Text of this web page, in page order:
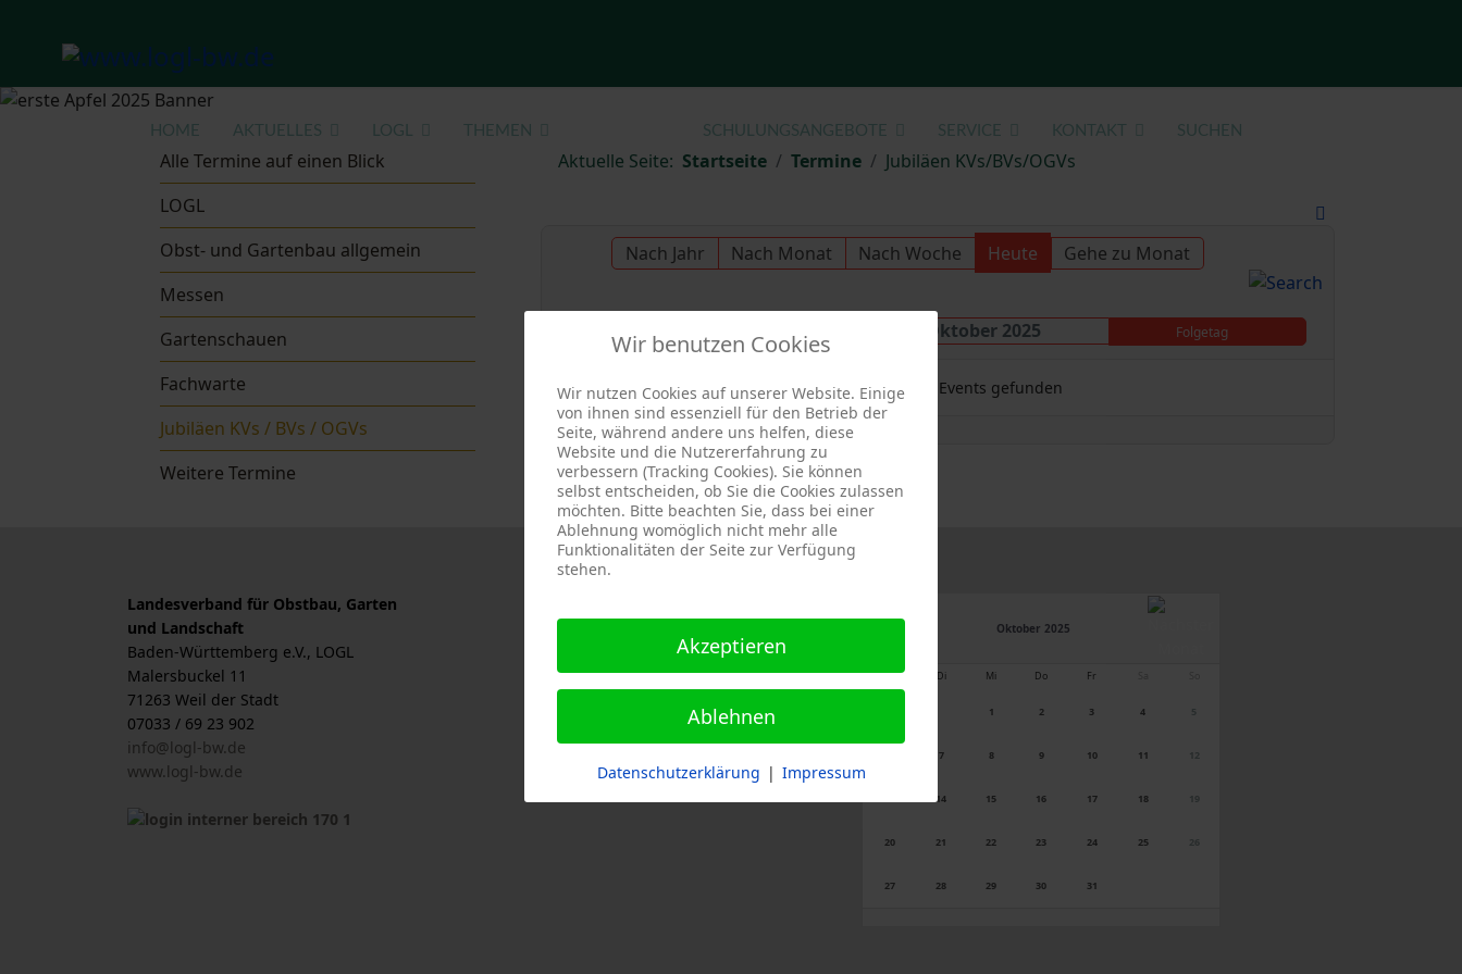
HOME AKTUELLES LOGL THEMEN SCHULUNGSANGEBOTE SERVICE KONTAKT SUCHEN
Alle Termine auf einen Blick
LOGL
Obst- und Gartenbau allgemein
Messen
Gartenschauen
Fachwarte
Jubiläen KVs / BVs / OGVs
Weitere Termine
Aktuelle Seite: Startseite Termine Jubiläen KVs/BVs/OGVs
Nach Jahr Nach Monat Nach Woche Heute Gehe zu Monat
Vorheriger Tag Dienstag, 28. Oktober 2025 Folgetag
Es wurden keine Events gefunden
Landesverband für Obstbau, Garten
und Landschaft
Baden-Württemberg e.V., LOGL
Malersbuckel 11
71263 Weil der Stadt
07033 / 69 23 902
info@logl-bw.de
www.logl-bw.de
Oktober 2025
Mo Di Mi Do Fr
1 2 3 4 5
7 8 9 10 11 12
14 15 16 17 18 19
20 21 22 23 24 25 26
27 28 29 30 31
Wir benutzen Cookies
Wir nutzen Cookies auf unserer Website. Einige
von ihnen sind essenziell für den Betrieb der
Seite, während andere uns helfen, diese
Website und die Nutzererfahrung zu
verbessern (Tracking Cookies). Sie können
selbst entscheiden, ob Sie die Cookies zulassen
möchten. Bitte beachten Sie, dass bei einer
Ablehnung womöglich nicht mehr alle
Funktionalitäten der Seite zur Verfügung
stehen.
Akzeptieren
Ablehnen
Datenschutzerklärung | Impressum